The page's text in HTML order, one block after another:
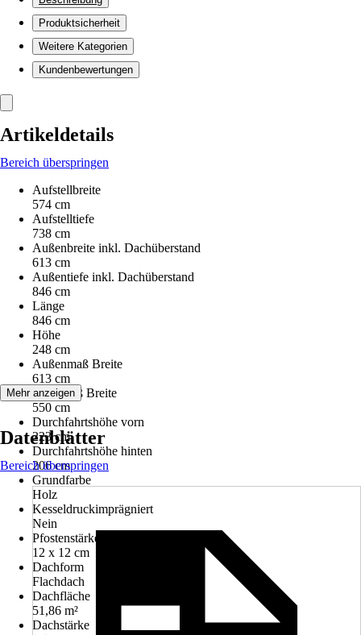
Produktsicherheit
Weitere Kategorien
Kundenbewertungen
Artikeldetails
Bereich überspringen
Aufstellbreite
574 cm
Aufstelltiefe
738 cm
Außenbreite inkl. Dachüberstand
613 cm
Außentiefe inkl. Dachüberstand
846 cm
Länge
846 cm
Höhe
248 cm
Außenmaß Breite
613 cm
Innenmaß Breite
550 cm
Durchfahrtshöhe vorn
223 cm
Durchfahrtshöhe hinten
206 cm
Grundfarbe
Holz
Kesseldruckimprägniert
Nein
Pfostenstärke
12 x 12 cm
Dachform
Flachdach
Dachfläche
51,86 m²
Dachstärke
Mehr anzeigen
Datenblätter
Bereich überspringen